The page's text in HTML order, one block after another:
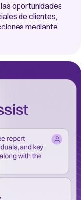
oportunidades
de clientes,
mediante